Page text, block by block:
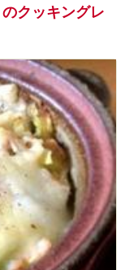
クッキングレ